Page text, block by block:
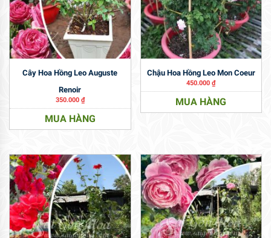
Cây Hoa Hồng Leo Auguste
Renoir
350.000 ₫
MUA HÀNG
Chậu Hoa Hồng Leo Mon Coeur
450.000₫
MUA HÀNG